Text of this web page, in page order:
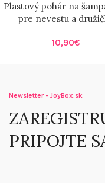
Plastový pohár na
pre nevestu a
10,90€
Newsletter - JoyBox.sk
PRIPOJTE